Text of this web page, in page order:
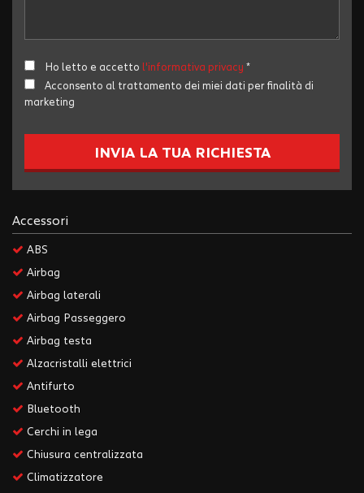
Ho letto e accetto l'informativa privacy *
Acconsento al trattamento dei miei dati per finalità di
marketing
INVIA LA TUA RICHIESTA
Accessori
ABS
Airbag
Airbag laterali
Airbag Passeggero
Airbag testa
Alzacristalli elettrici
Antifurto
Bluetooth
Cerchi in lega
Chiusura centralizzata
Climatizzatore